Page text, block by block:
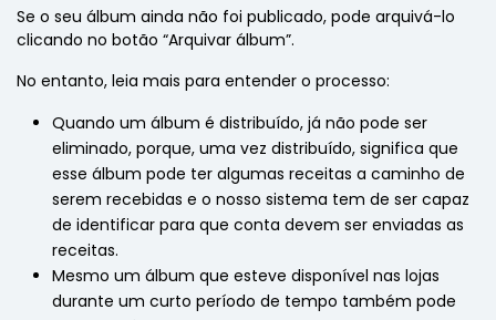
Se o seu álbum ainda não foi publicado, pode arquivá-lo
clicando no botão “Arquivar álbum”.
No entanto, leia mais para entender o processo:
Quando um álbum é distribuído, já não pode ser
eliminado, porque, uma vez distribuído, significa que
esse álbum pode ter algumas receitas a caminho de
serem recebidas e o nosso sistema tem de ser capaz
de identificar para que conta devem ser enviadas as
receitas.
Mesmo um álbum que esteve disponível nas lojas
durante um curto período de tempo também pode